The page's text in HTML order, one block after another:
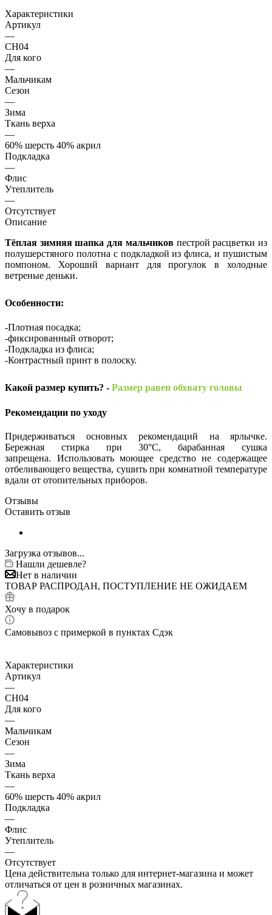
Характеристики
Артикул
—
CH04
Для кого
—
Мальчикам
Сезон
—
Зима
Ткань верха
—
60% шерсть 40% акрил
Подкладка
—
Флис
Утеплитель
—
Отсутствует
Описание
Тёплая зимняя шапка для мальчиковпестрой расцветки из
полушерстяного полотна с подкладкой из флиса, и пушистым
помпоном. Хороший вариант для прогулок в холодные
ветреные деньки.
Особенности:
-Плотная посадка;
-фиксированный отворот;
-Подкладка из флиса;
-Контрастный принт в полоску.
Какой размер купить? - Размер равен обхвату головы
Рекомендации по уходу
Придерживаться основных рекомендаций на ярлычке.
Бережная стирка при 30°С, барабанная сушка
запрещена. Использовать моющее средство не содержащее
отбеливающего вещества, сушить при комнатной температуре
вдали от отопительных приборов.
Отзывы
Оставить отзыв
Загрузка отзывов...
Нашли дешевле?
Нет в наличии
ТОВАР РАСПРОДАН, ПОСТУПЛЕНИЕ НЕ ОЖИДАЕМ
Хочу в подарок
Самовывоз с примеркой в пунктах Сдэк
Характеристики
Артикул
—
CH04
Для кого
—
Мальчикам
Сезон
—
Зима
Ткань верха
—
60% шерсть 40% акрил
Подкладка
—
Флис
Утеплитель
—
Отсутствует
Цена действительна только для интернет-магазина и может
отличаться от цен в розничных магазинах.